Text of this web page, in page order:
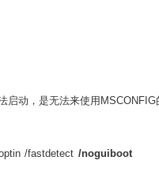
动，是无法来使用MSCONFIG
/fastdetect /noguiboot